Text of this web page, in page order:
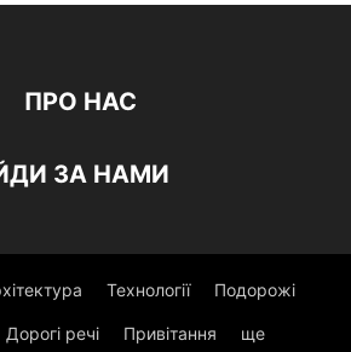
ПРО НАС
ЗА НАМИ
Технології Подорожі
Дорогі речі Привітання ще